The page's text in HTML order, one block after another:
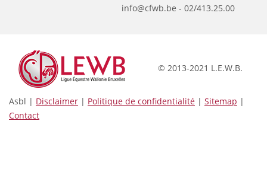
info@cfwb.be - 02/413.25.00
© 2013-2021 L.E.W.B.
Asbl | Disclaimer | Politique de confidentialité | Sitemap |
Contact